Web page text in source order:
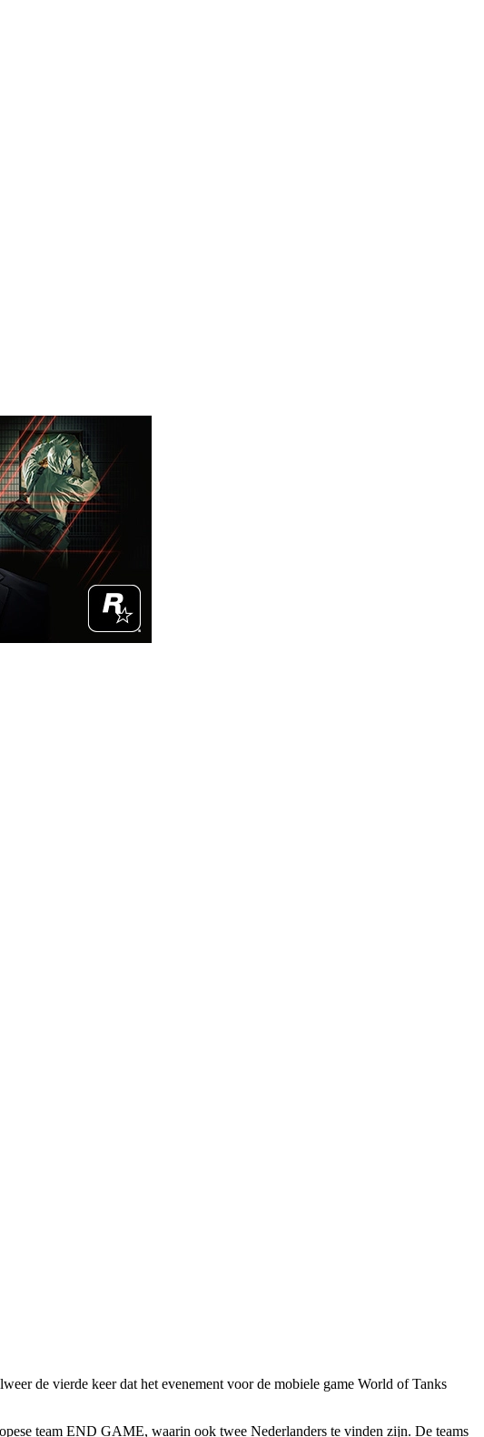
de vierde keer dat het evenement voor de mobiele game World of Tanks
team END GAME, waarin ook twee Nederlanders te vinden zijn. De teams